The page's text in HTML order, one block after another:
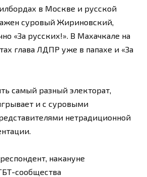
в Москве и русской
суровый Жириновский,
«За русских!». В Махачкале на
глава ЛДПР уже в папахе и «За
самый разный электорат,
и с суровыми
нетрадиционной
накануне
сообщества